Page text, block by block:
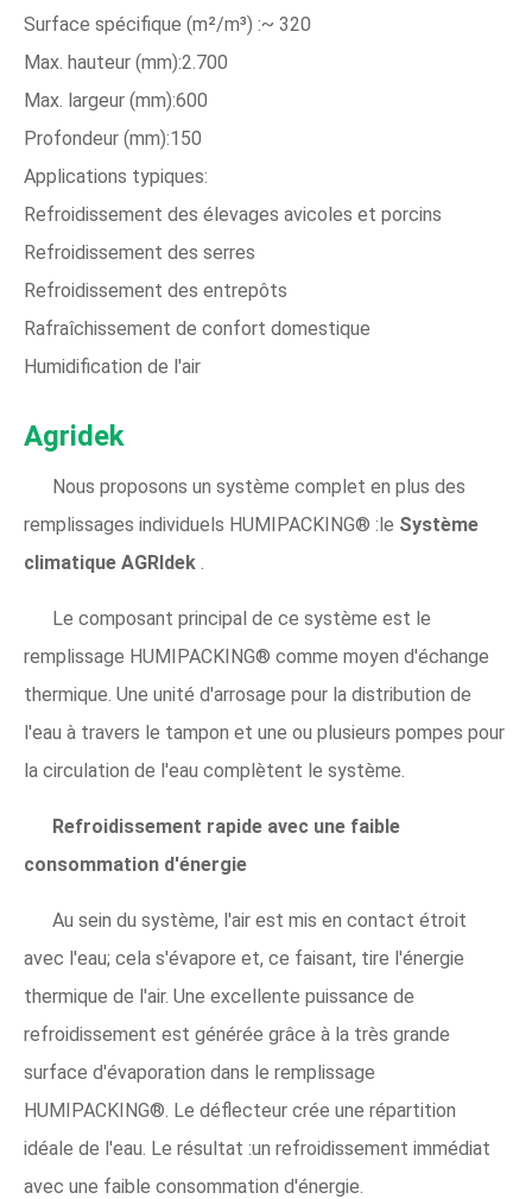
Surface spécifique (m²/m³) :~ 320
Max. hauteur (mm):2.700
Max. largeur (mm):600
Profondeur (mm):150
Applications typiques:
Refroidissement des élevages avicoles et porcins
Refroidissement des serres
Refroidissement des entrepôts
Rafraîchissement de confort domestique
Humidification de l'air
Agridek
Nous proposons un système complet en plus des
remplissages individuels HUMIPACKING® :le Système
climatique AGRIdek .
Le composant principal de ce système est le
remplissage HUMIPACKING® comme moyen d'échange
thermique. Une unité d'arrosage pour la distribution de
l'eau à travers le tampon et une ou plusieurs pompes pour
la circulation de l'eau complètent le système.
Refroidissement rapide avec une faible
consommation d'énergie
Au sein du système, l'air est mis en contact étroit
avec l'eau; cela s'évapore et, ce faisant, tire l'énergie
thermique de l'air. Une excellente puissance de
refroidissement est générée grâce à la très grande
surface d'évaporation dans le remplissage
HUMIPACKING®. Le déflecteur crée une répartition
idéale de l'eau. Le résultat :un refroidissement immédiat
avec une faible consommation d'énergie.